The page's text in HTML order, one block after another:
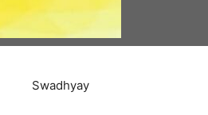
Swadhyay